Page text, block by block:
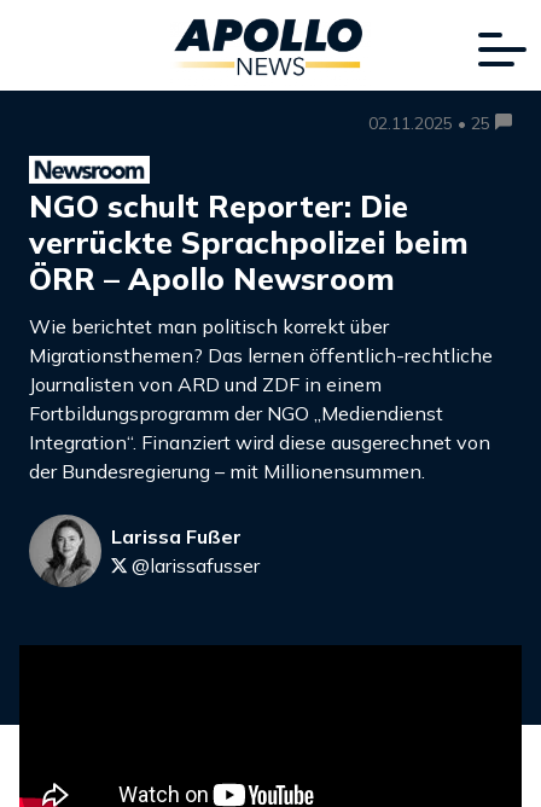
02.11.2025 • 25
NGO schult Reporter: Die
verrückte Sprachpolizei beim
ÖRR – Apollo Newsroom
Wie berichtet man politisch korrekt über
Migrationsthemen? Das lernen öffentlich-rechtliche
Journalisten von ARD und ZDF in einem
Fortbildungsprogramm der NGO „Mediendienst
Integration“. Finanziert wird diese ausgerechnet von
der Bundesregierung – mit Millionensummen.
Larissa Fußer
@larissafusser